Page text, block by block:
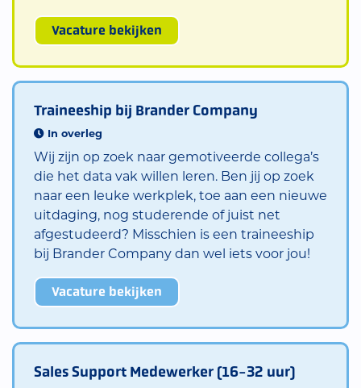
Vacature bekijken
Traineeship bij Brander Company
In overleg
Wij zijn op zoek naar gemotiveerde collega’s
die het data vak willen leren. Ben jij op zoek
naar een leuke werkplek, toe aan een nieuwe
uitdaging, nog studerende of juist net
afgestudeerd? Misschien is een traineeship
bij Brander Company dan wel iets voor jou!
Vacature bekijken
Sales Support Medewerker (16-32 uur)